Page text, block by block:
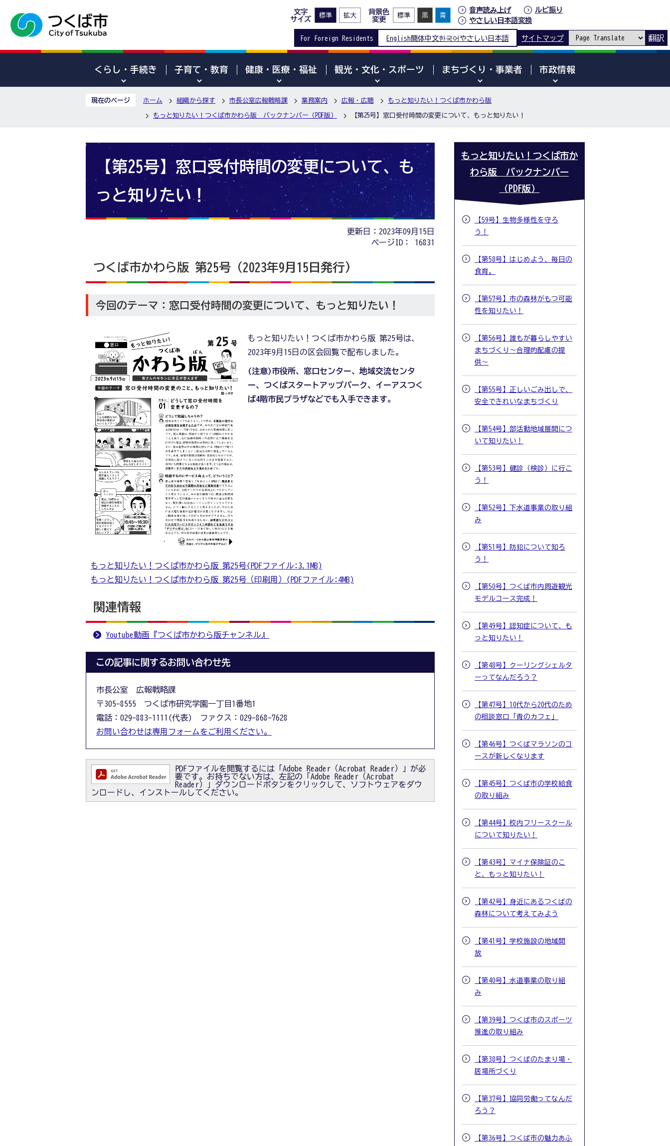
文字
サイズ
背景色
変更
音声読み上げ
ルビ振り
やさしい日本語変換
For Foreign Residents English簡体中文한국어 やさしい日本語 サイトマップ 翻訳
くらし・手続き 子育て・教育 健康・医療・福祉 観光・文化・スポーツ まちづくり・事業者 市政情報
現在のページ ホーム 組織から探す 市長公室広報戦略課 業務案内 広報・広聴 もっと知りたい！つくば市かわら版
もっと知りたい！つくば市かわら版 バックナンバー（PDF版） 【第25号】窓口受付時間の変更について、もっと知りたい！
【第25号】窓口受付時間の変更について、も
っと知りたい！
更新日：2023年09月15日
ページID：
16831
つくば市かわら版 第25号（2023年9月15日発行)
今回のテーマ：窓口受付時間の変更について、もっと知りたい！
もっと知りたい！つくば市かわら版 第25号は、
2023年9月15日の区会回覧で配布しました。
(注意)市役所、窓口センター、地域交流センタ
ー、つくばスタートアップパーク、イーアスつく
ば4階市民プラザなどでも入手できます。
もっと知りたい！つくば市かわら版 第25号(PDFファイル:3.1MB)
もっと知りたい！つくば市かわら版 第25号（印刷用）(PDFファイル:4MB)
関連情報
Youtube動画『つくば市かわら版チャンネル』
この記事に関するお問い合わせ先
市長公室 広報戦略課
〒305-8555 つくば市研究学園一丁目1番地1
電話：029-883-1111(代表) ファクス：029-868-7628
お問い合わせは専用フォームをご利用ください。
PDFファイルを閲覧するには「Adobe Reader（Acrobat Reader）」が必
要です。お持ちでない方は、左記の「Adobe Reader（Acrobat
Reader）」ダウンロードボタンをクリックして、ソフトウェアをダウ
ンロードし、インストールしてください。
もっと知りたい！つくば市か
わら版 バックナンバー
（PDF版）
【59号】生物多様性を守ろ
う！
【第58号】はじめよう、毎日の
食育。
【第57号】市の森林がもつ可能
性を知りたい！
【第56号】誰もが暮らしやすい
まちづくり〜合理的配慮の提
供〜
【第55号】正しいごみ出しで、
安全できれいなまちづくり
【第54号】部活動地域展開につ
いて知りたい！
【第53号】健診（検診）に行こ
う！
【第52号】下水道事業の取り組
み
【第51号】防犯について知ろ
う！
【第50号】つくば市内周遊観光
モデルコース完成！
【第49号】認知症について、も
っと知りたい！
【第48号】クーリングシェルタ
ーってなんだろう？
【第47号】10代から20代のため
の相談窓口「青のカフェ」
【第46号】つくばマラソンのコ
ースが新しくなります
【第45号】つくば市の学校給食
の取り組み
【第44号】校内フリースクール
について知りたい！
【第43号】マイナ保険証のこ
と、もっと知りたい！
【第42号】身近にあるつくばの
森林について考えてみよう
【第41号】学校施設の地域開
放
【第40号】水道事業の取り組
み
【第39号】つくば市のスポーツ
推進の取り組み
【第38号】つくばのたまり場・
居場所づくり
【第37号】協同労働ってなんだ
ろう？
【第36号】つくば市の魅力あふ